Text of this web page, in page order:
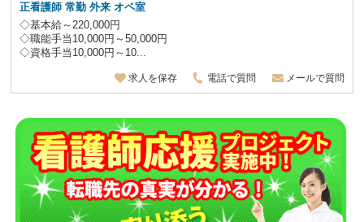
正看護師 常勤 外来 オペ室
◇基本給～220,000円
◇職能手当10,000円～50,000円
◇資格手当10,000円～10...
求人を保存 電話で質問 メールで質問